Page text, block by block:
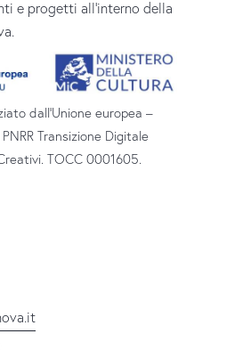
e progetti all’interno della
dall’Unione europea –
Transizione Digitale
TOCC 0001605.